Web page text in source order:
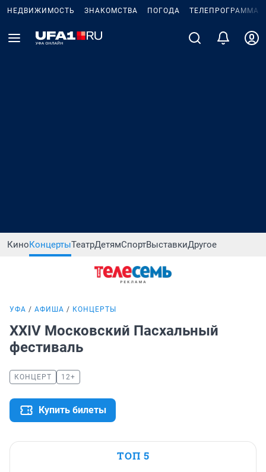
НЕДВИЖИМОСТЬ ЗНАКОМСТВА ПОГОДА ТЕЛЕПРОГРАММА
КиноКонцертыТеатрДетямСпортВыставкиДругое
УФА АФИША КОНЦЕРТЫ
XXIV Московский Пасхальный
фестиваль
КОНЦЕРТ 12+
Купить билеты
ТОП 5